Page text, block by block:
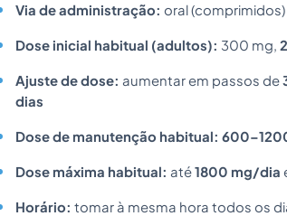
Via de administração: oral (comprimidos)
Dose inicial habitual (adultos): 300 mg,
Ajuste de dose: aumentar em passos de
dias
Dose de manutenção habitual:
Dose máxima habitual: até1800 mg/dia
Horário: tomar à mesma hora todos os